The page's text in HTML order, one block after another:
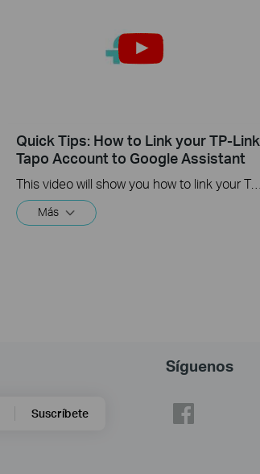
Quick Tips: How to Link your TP-Link
Tapo Account to Google Assistant
This video will show you how to link your TP-Link Tapo account to Google Assistant
Más
Suscríbete
Síguenos